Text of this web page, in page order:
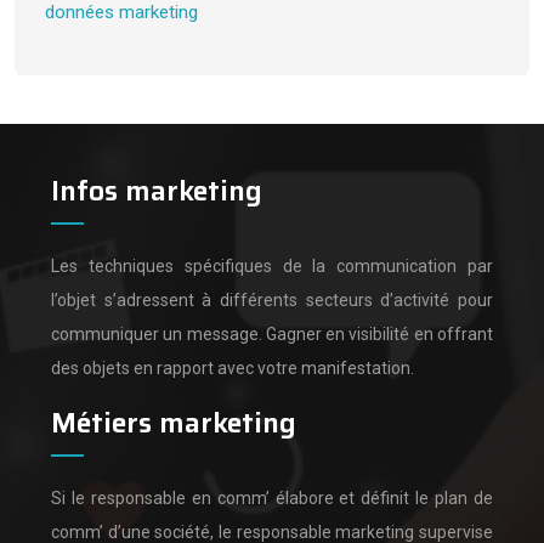
données marketing
Infos marketing
Les techniques spécifiques de la communication par
l’objet s’adressent à différents secteurs d’activité pour
communiquer un message. Gagner en visibilité en offrant
des objets en rapport avec votre manifestation.
Métiers marketing
Si le responsable en comm’ élabore et définit le plan de
comm’ d’une société, le responsable marketing supervise